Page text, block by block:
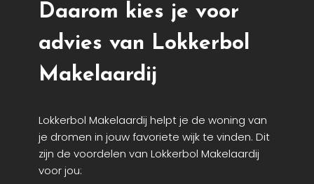
Daarom kies je voor
advies van Lokkerbol
Makelaardij
Lokkerbol Makelaardij helpt je de woning van
je dromen in jouw favoriete wijk te vinden. Dit
zijn de voordelen van Lokkerbol Makelaardij
voor jou: